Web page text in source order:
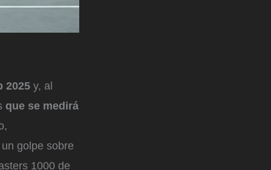
2025 y, al
que se medirá
golpe sobre
1000 de